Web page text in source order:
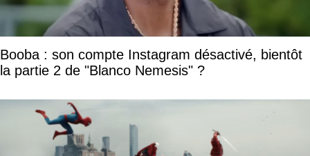
Booba : son compte Instagram désactivé, bientôt
la partie 2 de "Blanco Nemesis" ?